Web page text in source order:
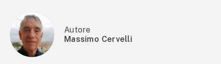
Autore
Massimo Cervelli